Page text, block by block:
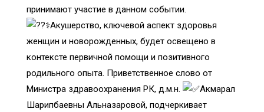
принимают участие в данном событии.
Акушерство, ключевой аспект здоровья
женщин и новорожденных, будет освещено в
контексте первичной помощи и позитивного
родильного опыта. Приветственное слово от
Министра здравоохранения РК, д.м.н.
Акмарал
Шарипбаевны Альназаровой, подчеркивает